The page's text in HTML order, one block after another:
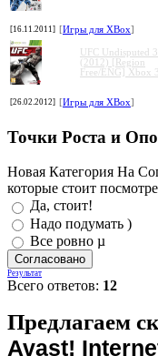
[16.11.2011] [Игры для XBox]
UFC Undisputed 3
(2012) [Region
Free/ENG] Xbox
[26.02.2012] [Игры для XBox]
Точки Роста и
Новая Категория На
которые стоит
Да, стоит!
Надо подумать )
Все ровно µ
Результат
Всего ответов: 12